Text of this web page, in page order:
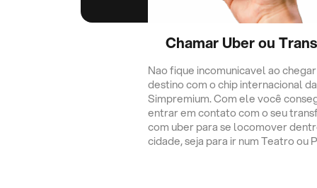
Chamar Uber ou
Nao fique incomunicavel ao
destino com o chip internacional da
Simpremium. Com ele você
entrar em contato com o seu
com uber para se locomover
cidade, seja para ir num Teatro ou